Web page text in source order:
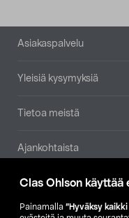
Clas Ohlson käyttää
Painamalla ”Hyväksy
Alatunniste
Asiakaspalvelu
Yleisiä kysymyksiä
Tietoa meistä
Ajankohtaista
Muut yrityksemme